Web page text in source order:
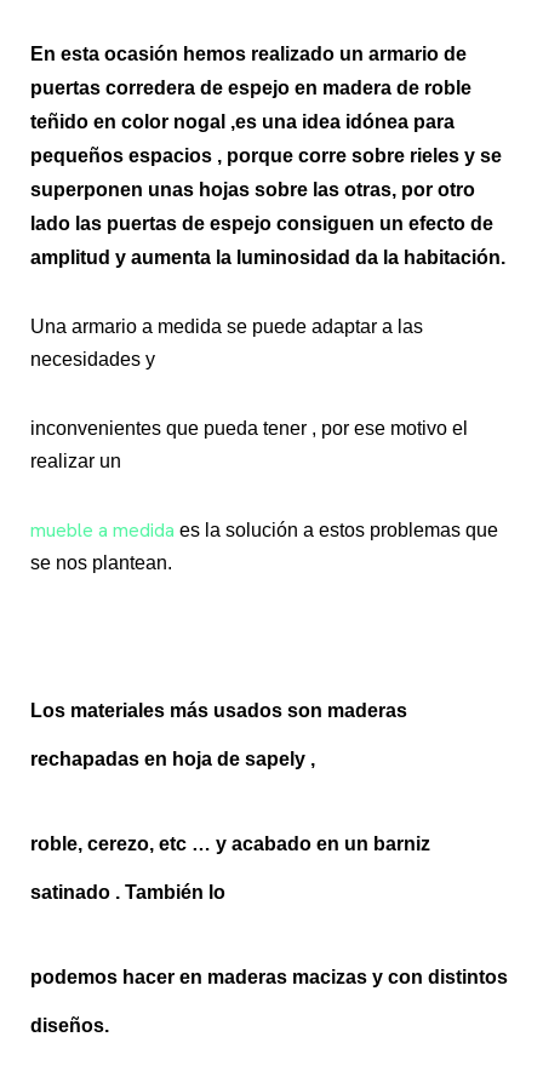
En esta ocasión hemos realizado un armario de
puertas corredera de espejo en madera de roble
teñido en color nogal ,es una idea idónea para
pequeños espacios , porque corre sobre rieles y se
superponen unas hojas sobre las otras, por otro
lado las puertas de espejo consiguen un efecto de
amplitud y aumenta la luminosidad da la habitación.
Una armario a medida se puede adaptar a las
necesidades y
inconvenientes que pueda tener , por ese motivo el
realizar un
mueble a medida es la solución a estos problemas que
se nos plantean.
Los materiales más usados son maderas
rechapadas en hoja de sapely ,
roble, cerezo, etc … y acabado en un barniz
satinado . También lo
podemos hacer en maderas macizas y con distintos
diseños.